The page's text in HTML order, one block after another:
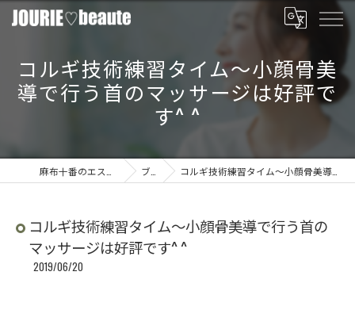
コルギ技術練習タイム〜小顔骨美
導で行う首のマッサージは好評で
す^ ^
ブログ コルギ技術練習タイム〜小顔骨美導で行う首のマッサージは好評です^ ^
コルギ技術練習タイム〜小顔骨美導で行う首の
マッサージは好評です^ ^
2019/06/20